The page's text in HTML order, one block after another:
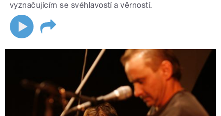
vyznačujícím se svéhlavostí a věrností.